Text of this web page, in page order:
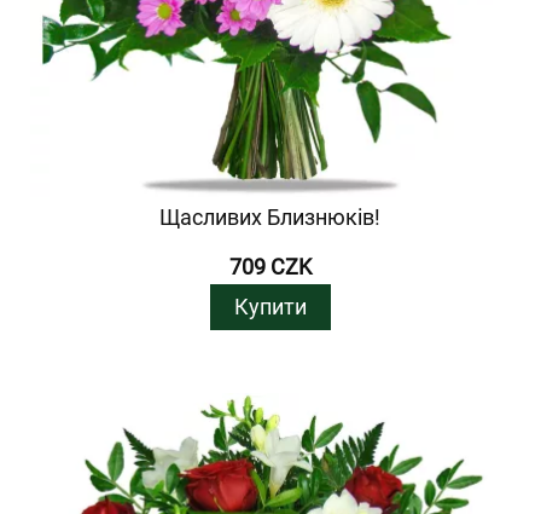
Щасливих Близнюків!
709 CZK
Купити